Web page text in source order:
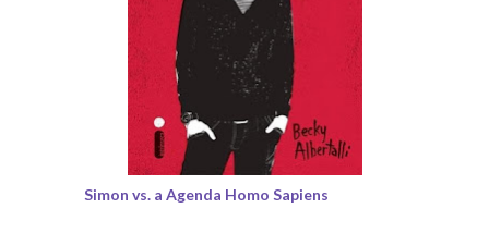
Simon vs. a Agenda Homo Sapiens